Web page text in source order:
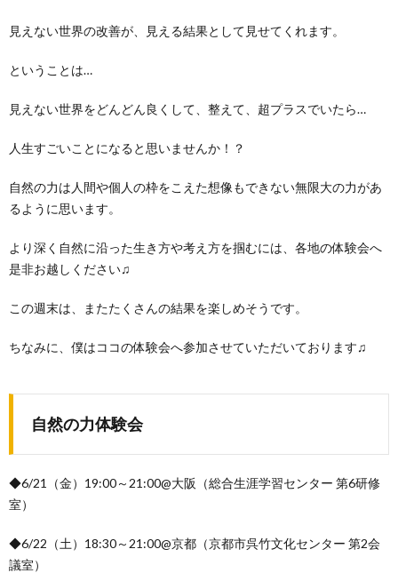
見えない世界の改善が、見える結果として見せてくれます。
ということは…
見えない世界をどんどん良くして、整えて、超プラスでいたら…
人生すごいことになると思いませんか！？
自然の力は人間や個人の枠をこえた想像もできない無限大の力があ
るように思います。
より深く自然に沿った生き方や考え方を掴むには、各地の体験会へ
是非お越しください♫
この週末は、またたくさんの結果を楽しめそうです。
ちなみに、僕はココの体験会へ参加させていただいております♫
自然の力体験会
◆6/21（金）19:00～21:00@大阪（総合生涯学習センター 第6研修
室）
◆6/22（土）18:30～21:00@京都（京都市呉竹文化センター 第2会
議室）